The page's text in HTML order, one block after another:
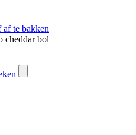
te bakken
cheddar bol